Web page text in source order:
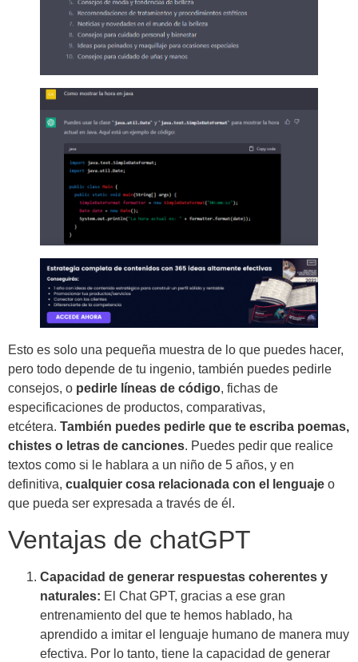
Esto es solo una pequeña muestra de lo que puedes hacer,
pero todo depende de tu ingenio, también puedes pedirle
consejos, o pedirle líneas de código, fichas de
especificaciones de productos, comparativas,
etcétera. También puedes pedirle que te escriba poemas,
chistes o letras de canciones. Puedes pedir que realice
textos como si le hablara a un niño de 5 años, y en
definitiva, cualquier cosa relacionada con el lenguaje o
que pueda ser expresada a través de él.
Ventajas de chatGPT
Capacidad de generar respuestas coherentes y
naturales: El Chat GPT, gracias a ese gran
entrenamiento del que te hemos hablado, ha
aprendido a imitar el lenguaje humano de manera muy
efectiva. Por lo tanto, tiene la capacidad de generar